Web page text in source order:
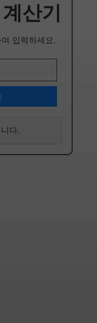
산기
입력하세요.
다.